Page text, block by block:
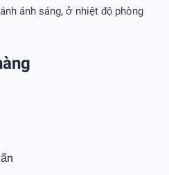
ánh sáng, ở nhiệt độ phòng